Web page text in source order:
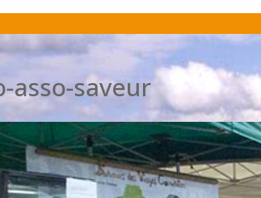
asso-saveur